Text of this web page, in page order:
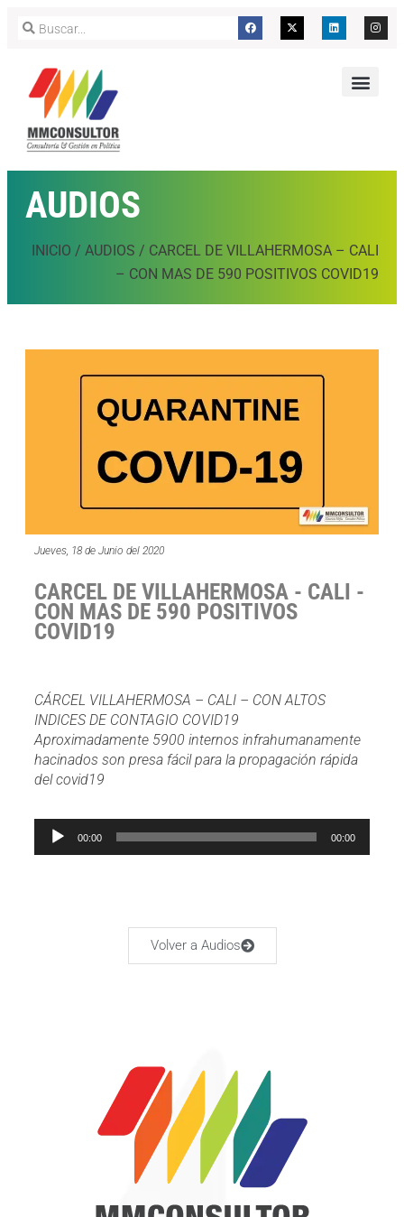
AUDIOS
INICIO / AUDIOS / CARCEL DE VILLAHERMOSA – CALI
– CON MAS DE 590 POSITIVOS COVID19
Jueves, 18 de Junio del 2020
CARCEL DE VILLAHERMOSA - CALI -
CON MAS DE 590 POSITIVOS
COVID19
CÁRCEL VILLAHERMOSA – CALI – CON ALTOS
INDICES DE CONTAGIO COVID19
Aproximadamente 5900 internos infrahumanamente
hacinados son presa fácil para la propagación rápida
del covid19
Audio
Player
00:00 00:00
Volver a Audios